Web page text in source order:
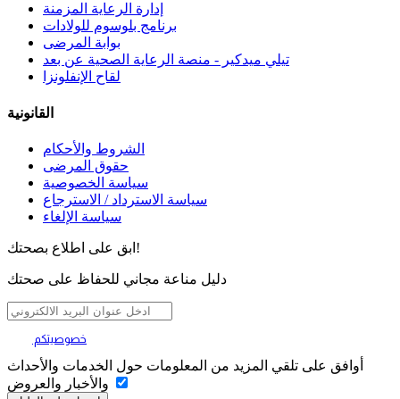
إدارة الرعاية المزمنة
برنامج بلوسوم للولادات
بوابة المرضى
تيلي ميدكير - منصة الرعاية الصحية عن بعد
لقاح الإنفلونزا
القانونية
الشروط والأحكام
حقوق المرضى
سياسة الخصوصية
سياسة الاسترداد / الاسترجاع
سياسة الإلغاء
ابق على اطلاع بصحتك!
دليل مناعة مجاني للحفاظ على صحتك
خصوصيتكم
أوافق على تلقي المزيد من المعلومات حول الخدمات والأحداث